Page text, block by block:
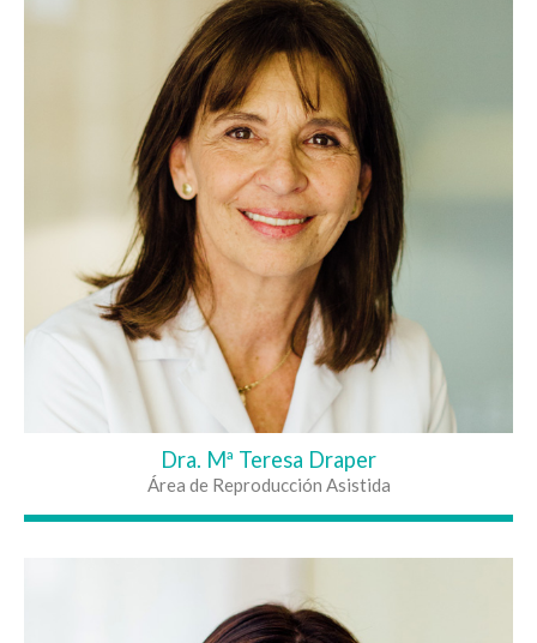
Dra. Mª Teresa Draper
Área de Reproducción Asistida